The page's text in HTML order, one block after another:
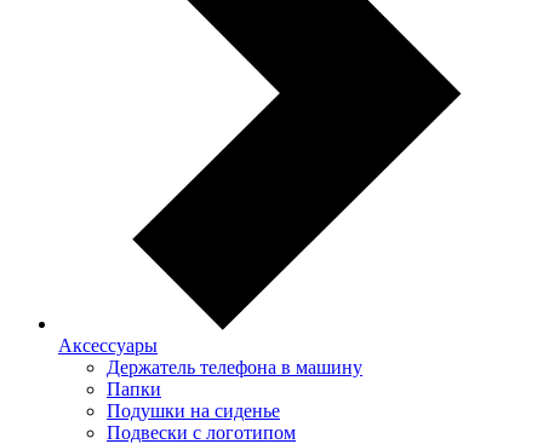
Аксессуары
Держатель телефона в машину
Папки
Подушки на сиденье
Подвески с логотипом